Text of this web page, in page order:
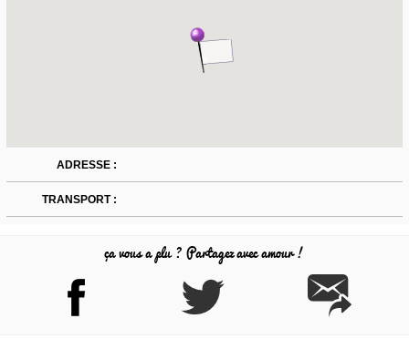
ADRESSE :
TRANSPORT :
ça vous a plu ? Partagez avec amour !